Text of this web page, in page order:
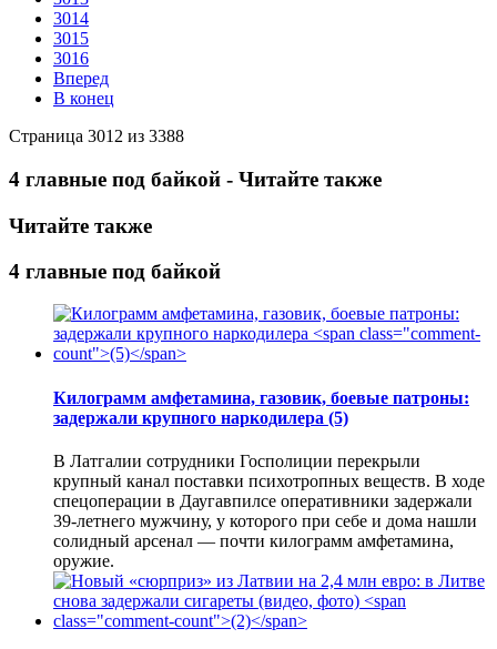
3014
3015
3016
Вперед
В конец
Страница 3012 из 3388
4 главные под байкой - Читайте также
Читайте также
4 главные под байкой
Килограмм амфетамина, газовик, боевые патроны:
задержали крупного наркодилера (5)
В Латгалии сотрудники Госполиции перекрыли
крупный канал поставки психотропных веществ. В ходе
спецоперации в Даугавпилсе оперативники задержали
39-летнего мужчину, у которого при себе и дома нашли
солидный арсенал — почти килограмм амфетамина,
оружие.